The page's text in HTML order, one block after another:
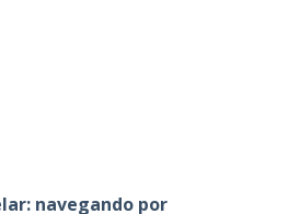
navegando por